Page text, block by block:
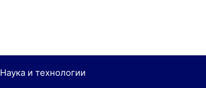
Наука и технологии